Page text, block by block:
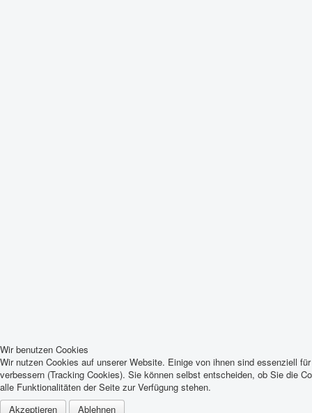
Wir benutzen Cookies
Wir nutzen Cookies auf unserer Website. Einige von ihnen sind essenziell
verbessern (Tracking Cookies). Sie können selbst entscheiden, ob Sie die
alle Funktionalitäten der Seite zur Verfügung stehen.
Akzeptieren
Ablehnen